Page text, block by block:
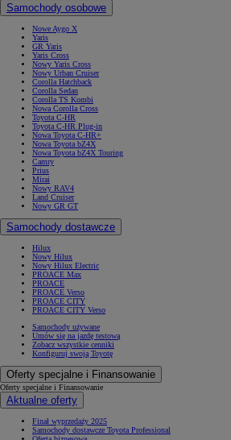
Samochody osobowe
Nowe Aygo X
Yaris
GR Yaris
Yaris Cross
Nowy Yaris Cross
Nowy Urban Cruiser
Corolla Hatchback
Corolla Sedan
Corolla TS Kombi
Nowa Corolla Cross
Toyota C-HR
Toyota C-HR Plug-in
Nowa Toyota C-HR+
Nowa Toyota bZ4X
Nowa Toyota bZ4X Touring
Camry
Prius
Mirai
Nowy RAV4
Land Cruiser
Nowy GR GT
Samochody dostawcze
Hilux
Nowy Hilux
Nowy Hilux Electric
PROACE Max
PROACE
PROACE Verso
PROACE CITY
PROACE CITY Verso
Samochody używane
Umów się na jazdę testową
Zobacz wszystkie cenniki
Konfiguruj swoją Toyotę
Oferty specjalne i Finansowanie
Oferty specjalne i Finansowanie
Aktualne oferty
Finał wyprzedaży 2025
Samochody dostawcze Toyota Professional